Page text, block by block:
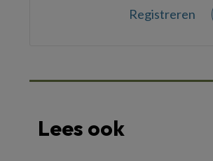
Registreren
Lees ook